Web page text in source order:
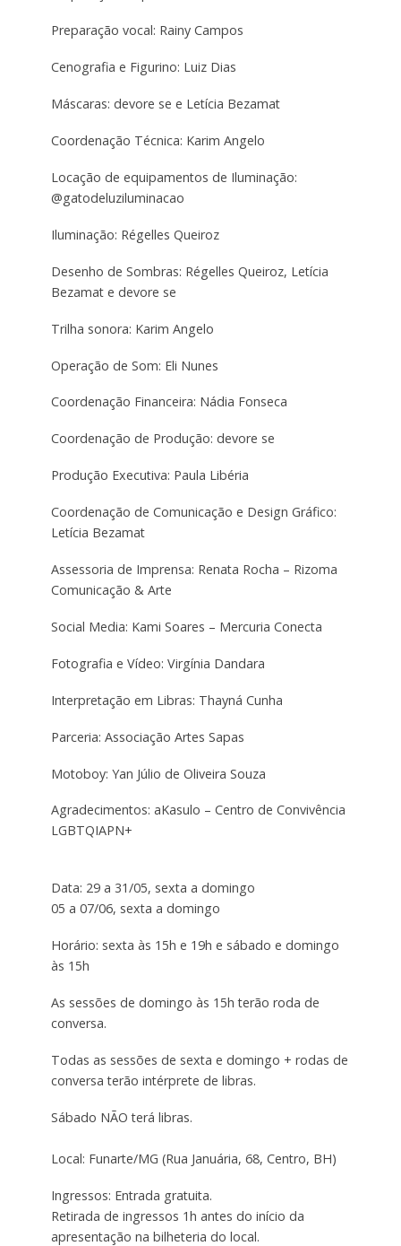
Preparação vocal: Rainy Campos
Cenografia e Figurino: Luiz Dias
Máscaras: devore se e Letícia Bezamat
Coordenação Técnica: Karim Angelo
Locação de equipamentos de Iluminação:
@gatodeluziluminacao
Iluminação: Régelles Queiroz
Desenho de Sombras: Régelles Queiroz, Letícia
Bezamat e devore se
Trilha sonora: Karim Angelo
Operação de Som: Eli Nunes
Coordenação Financeira: Nádia Fonseca
Coordenação de Produção: devore se
Produção Executiva: Paula Libéria
Coordenação de Comunicação e Design Gráfico:
Letícia Bezamat
Assessoria de Imprensa: Renata Rocha – Rizoma
Comunicação & Arte
Social Media: Kami Soares – Mercuria Conecta
Fotografia e Vídeo: Virgínia Dandara
Interpretação em Libras: Thayná Cunha
Parceria: Associação Artes Sapas
Motoboy: Yan Júlio de Oliveira Souza
Agradecimentos: aKasulo – Centro de Convivência
LGBTQIAPN+
Data: 29 a 31/05, sexta a domingo
05 a 07/06, sexta a domingo
Horário: sexta às 15h e 19h e sábado e domingo
às 15h
As sessões de domingo às 15h terão roda de
conversa.
Todas as sessões de sexta e domingo + rodas de
conversa terão intérprete de libras.
Sábado NÃO terá libras.
Local: Funarte/MG (Rua Januária, 68, Centro, BH)
Ingressos: Entrada gratuita.
Retirada de ingressos 1h antes do início da
apresentação na bilheteria do local.